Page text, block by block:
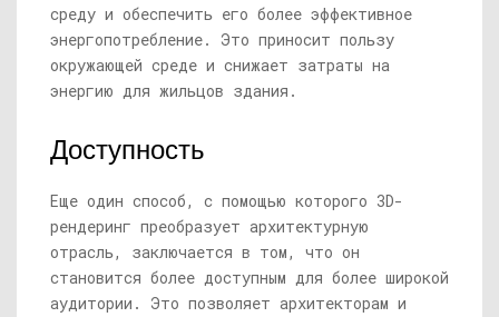
среду и обеспечить его более эффективное
энергопотребление. Это приносит пользу
окружающей среде и снижает затраты на
энергию для жильцов здания.
Доступность
Еще один способ, с помощью которого 3D-
рендеринг преобразует архитектурную
отрасль, заключается в том, что он
становится более доступным для более широкой
аудитории. Это позволяет архитекторам и